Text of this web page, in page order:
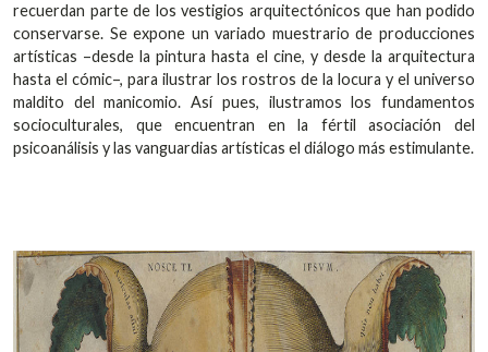
recuerdan parte de los vestigios arquitectónicos que han podido
conservarse. Se expone un variado muestrario de producciones
artísticas –desde la pintura hasta el cine, y desde la arquitectura
hasta el cómic–, para ilustrar los rostros de la locura y el universo
maldito del manicomio. Así pues, ilustramos los fundamentos
socioculturales, que encuentran en la fértil asociación del
psicoanálisis y las vanguardias artísticas el diálogo más estimulante.